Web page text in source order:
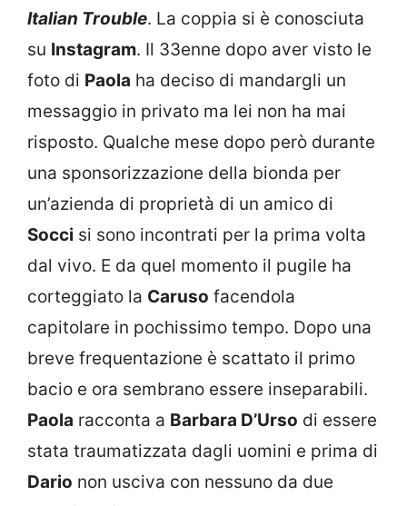
Italian Trouble. La coppia si è conosciuta
su Instagram. Il 33enne dopo aver visto le
foto di Paola ha deciso di mandargli un
messaggio in privato ma lei non ha mai
risposto. Qualche mese dopo però durante
una sponsorizzazione della bionda per
un’azienda di proprietà di un amico di
Socci si sono incontrati per la prima volta
dal vivo. E da quel momento il pugile ha
corteggiato la Caruso facendola
capitolare in pochissimo tempo. Dopo una
breve frequentazione è scattato il primo
bacio e ora sembrano essere inseparabili.
Paola racconta a Barbara D’Urso di essere
stata traumatizzata dagli uomini e prima di
Dario non usciva con nessuno da due